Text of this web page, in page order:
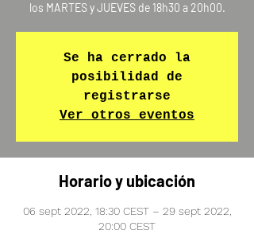
los MARTES y JUEVES de 18h30 a 20h00.
Se ha cerrado la
posibilidad de
registrarse
Ver otros eventos
Horario y ubicación
06 sept 2022, 18:30 CEST – 29 sept 2022,
20:00 CEST